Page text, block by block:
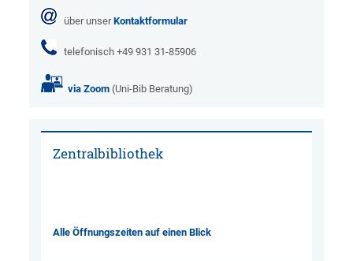
über unserKontaktformular
telefonisch +49 931 31-85906
via Zoom (Uni-Bib Beratung)
Zentralbibliothek
Alle Öffnungszeiten auf einen Blick